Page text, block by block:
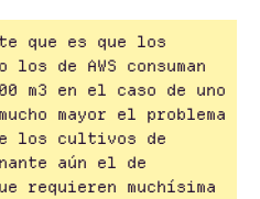
que es que los
de AWS consuman
m3 en el caso de uno
mayor el problema
los cultivos de
aún el de
requieren muchísima